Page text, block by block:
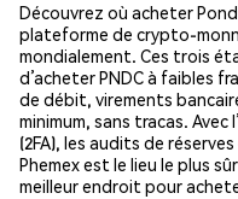
Découvrez où acheter
plateforme de crypto-
mondialement. Ces trois
d’acheter PNDC à faibles
de débit, virements
minimum, sans tracas.
(2FA), les audits de
Phemex est le lieu le plus
meilleur endroit pour